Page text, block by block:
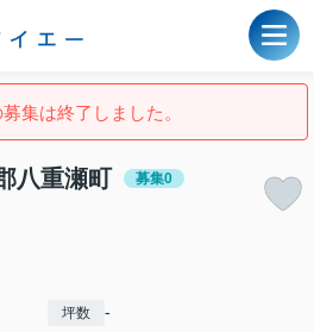
集は終了しました。
重瀬町 募集0
坪数 -